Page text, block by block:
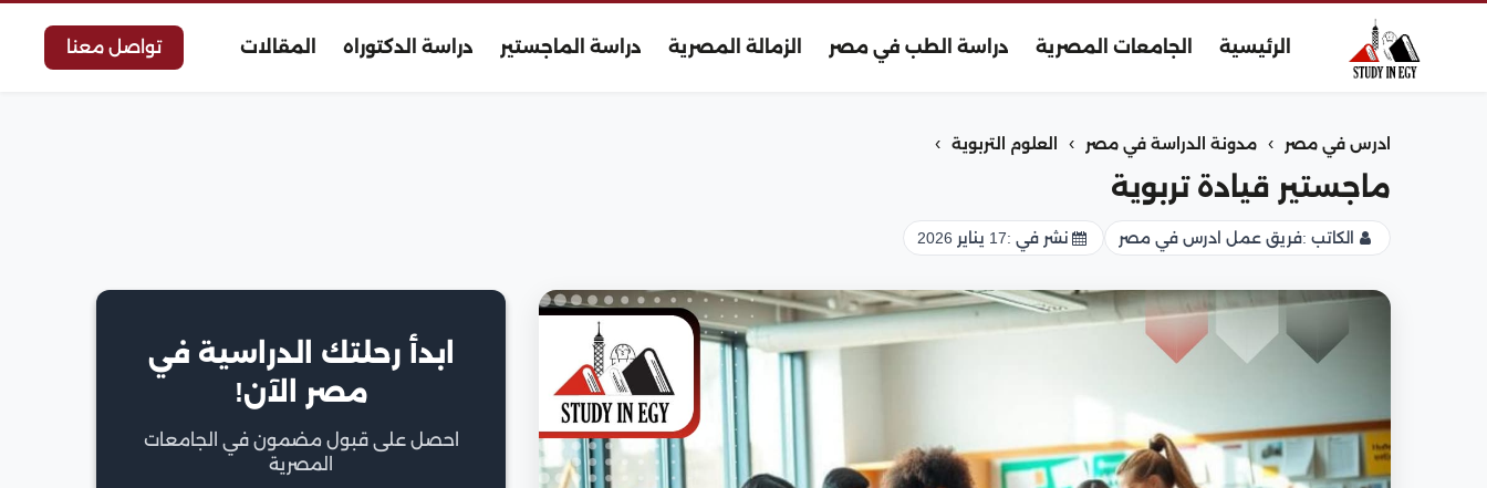
الرئيسية الجامعات المصرية دراسة الطب في مصر الزمالة المصرية دراسة الماجستير دراسة الدكتوراه المقالات تواصل معنا
ادرس في مصر › مدونة الدراسة في مصر › العلوم التربوية ›
ماجستير قيادة تربوية
الكاتب :فريق عمل ادرس في مصر نشر في :17 يناير 2026
ابدأ رحلتك الدراسية في
مصر الآن!
احصل على قبول مضمون في الجامعات
المصرية